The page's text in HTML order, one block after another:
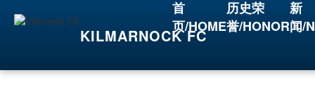
KILMARNOCK FC
首
页/HOME
历史荣
誉/HONOR
新
闻/